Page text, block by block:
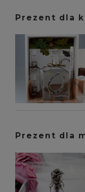
Prezent dla
Prezent dla